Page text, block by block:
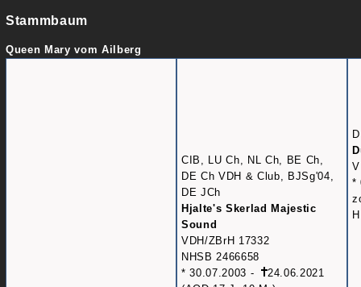
Stammbaum
Queen Mary vom Ailberg
CIB, LU Ch, NL Ch, BE Ch,
DE Ch VDH & Club, BJSg'04,
DE JCh
Hjalte's Skerlad Majestic
Sound
VDH/ZBrH 17332
NHSB 2466658
* 30.07.2003 -
24.06.2021
*